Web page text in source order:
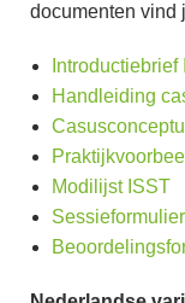
documenten vind
Introductiebrief
Handleiding
Modilijst ISST